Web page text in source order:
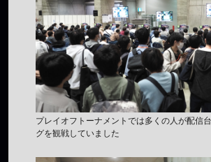
プレイオフトーナメントでは多くの人が配信
グを観戦していました